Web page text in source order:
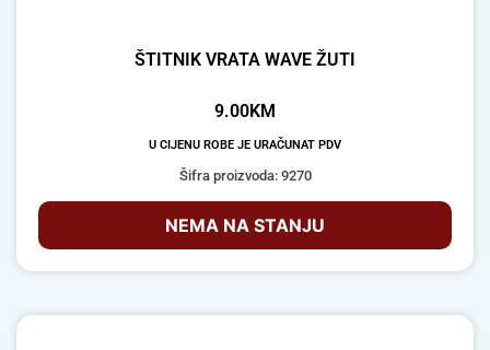
ŠTITNIK VRATA WAVE ŽUTI
9.00KM
U CIJENU ROBE JE URAČUNAT PDV
Šifra proizvoda: 9270
NEMA NA STANJU